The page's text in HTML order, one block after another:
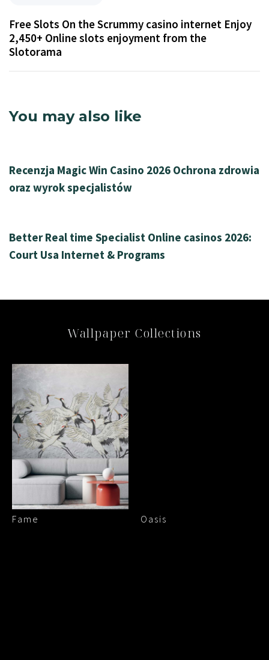
Free Slots On the Scrummy casino internet Enjoy
2,450+ Online slots enjoyment from the
Slotorama
You may also like
Recenzja Magic Win Casino 2026 Ochrona zdrowia
oraz wyrok specjalistów
Better Real time Specialist Online casinos 2026:
Court Usa Internet & Programs
Wallpaper Collections
Fame Oasis